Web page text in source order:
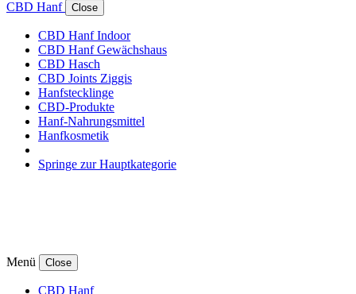
CBD Hanf Close
CBD Hanf Indoor
CBD Hanf Gewächshaus
CBD Hasch
CBD Joints Ziggis
Hanfstecklinge
CBD-Produkte
Hanf-Nahrungsmittel
Hanfkosmetik
Springe zur Hauptkategorie
Menü Close
CBD Hanf